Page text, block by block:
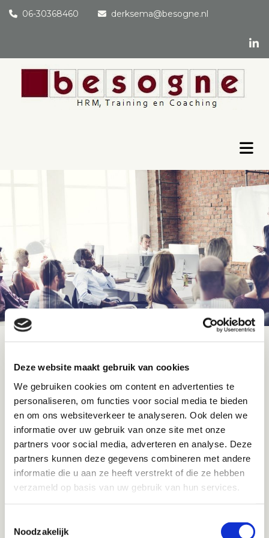
Deze website maakt gebruik van cookies
We gebruiken cookies om content en advertenties te
personaliseren, om functies voor social media te bieden
en om ons websiteverkeer te analyseren. Ook delen we
informatie over uw gebruik van onze site met onze
partners voor social media, adverteren en analyse. Deze
partners kunnen deze gegevens combineren met andere
informatie die u aan ze heeft verstrekt of die ze hebben
verzameld op basis van uw gebruik van hun services.
Noodzakelijk
 06-30368460  derksema@besogne.nl
Training en Coaching Besogne
Training
Ik (Denise Derksema) verzorg al meer dan 25 jaar
trainingen voor (sales)medewerkers en managers
(B2B en Retail) bij de ontwikkeling van hun
commerciële, communicatieve en leidinggevende
vaardigheden. Daarnaast geef ik trainingen op het
gebied van Human Resource instrumenten. Doel is
medewerkers en manager effectiever te laten